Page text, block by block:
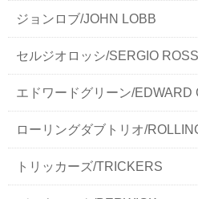
ジョンロブ/JOHN LOBB
セルジオロッシ/SERGIO ROSSI
エドワードグリーン/EDWARD
ローリングダブトリオ/
トリッカーズ/TRICKERS